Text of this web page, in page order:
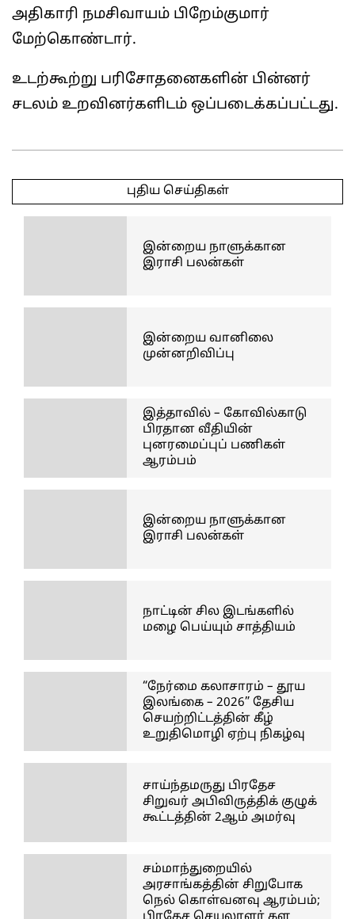
அதிகாரி நமசிவாயம் பிறேம்குமார்
மேற்கொண்டார்.
உடற்கூற்று பரிசோதனைகளின் பின்னர்
சடலம் உறவினர்களிடம் ஒப்படைக்கப்பட்டது.
05-
புதிய செய்திகள்
இன்றைய நாளுக்கான
இராசி பலன்கள்
இன்றைய வானிலை
முன்னறிவிப்பு
இத்தாவில் – கோவில்காடு
பிரதான வீதியின்
புனரமைப்புப் பணிகள்
ஆரம்பம்
இன்றைய நாளுக்கான
இராசி பலன்கள்
நாட்டின் சில இடங்களில்
மழை பெய்யும் சாத்தியம்
“நேர்மை கலாசாரம் – தூய
இலங்கை – 2026” தேசிய
செயற்றிட்டத்தின் கீழ்
உறுதிமொழி ஏற்பு நிகழ்வு
சாய்ந்தமருது பிரதேச
சிறுவர் அபிவிருத்திக் குழுக்
கூட்டத்தின் 2ஆம் அமர்வு
சம்மாந்துறையில்
அரசாங்கத்தின் சிறுபோக
நெல் கொள்வனவு ஆரம்பம்;